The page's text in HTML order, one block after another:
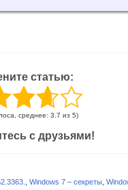
статью:
среднее: 3.7 из 5)
с друзьями!
Windows 7 – секреты,